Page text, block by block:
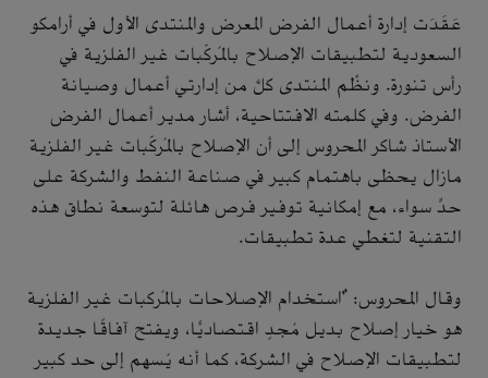
عَقَدَت إدارة أعمال الفرض المعرض والمنتدى الأول في أرامكو
السعودية لتطبيقات الإصلاح بالمُركّبات غير الفلزية في
رأس تنورة. ونظَّم المنتدى كلٌّ من إدارتي أعمال وصيانة
الفرض. وفي كلمته الافتتاحية، أشار مدير أعمال الفرض
الأستاذ شاكر المحروس إلى أن الإصلاح بالمُركّبات غير الفلزية
مازال يحظى باهتمام كبير في صناعة النفط والشركة على
حدٍّ سواء، مع إمكانية توفير فرص هائلة لتوسعة نطاق هذه
التقنية لتغطي عدة تطبيقات.
وقال المحروس: "استخدام الإصلاحات بالمُركبات غير الفلزية
هو خيار إصلاح بديل مُجدٍ اقتصاديًّا، ويفتح آفاقًا جديدة
لتطبيقات الإصلاح في الشركة، كما أنه يُسهم إلى حد كبير